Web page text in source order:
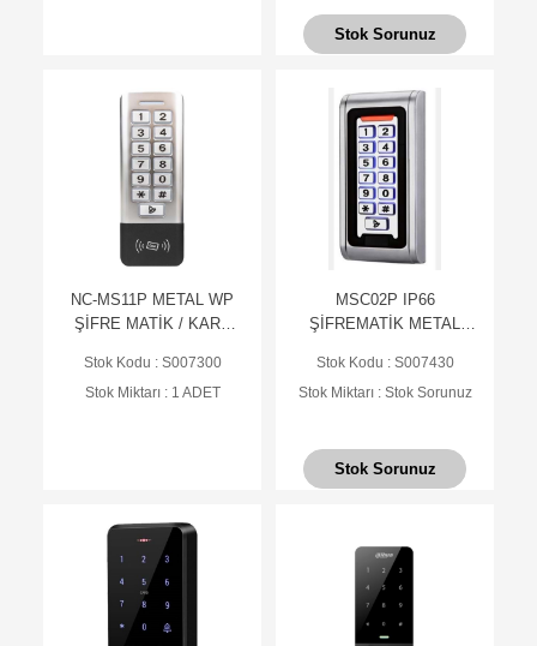
Stok Sorunuz
NC-MS11P METAL WP
ŞİFRE MATİK / KART
Stok Kodu : S007300
Stok Miktarı : 1 ADET
MSC02P IP66
ŞİFREMATİK METAL
Stok Kodu : S007430
Stok Miktarı : Stok Sorunuz
Stok Sorunuz